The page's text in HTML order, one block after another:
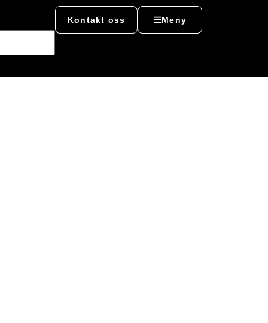
Kontakt oss Meny